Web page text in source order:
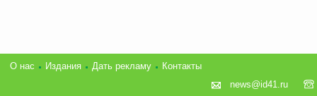
О нас Издания Дать рекламу
Контакты
news@id41.ru